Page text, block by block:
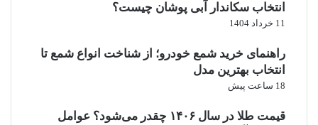
انتخاب سکاندار آبی پوشان چیست؟
11 خرداد 1404
راهنمای خرید شمع خودرو؛ از شناخت انواع شمع تا
انتخاب بهترین مدل
18 ساعت پیش
قیمت طلا در سال ۱۴۰۶ چقدر می‌شود؟ عوامل